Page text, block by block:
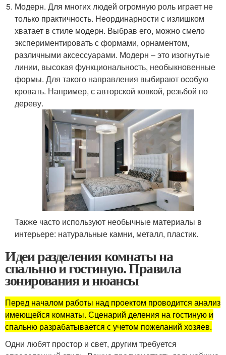
Модерн. Для многих людей огромную роль играет не
только практичность. Неординарности с излишком
хватает в стиле модерн. Выбрав его, можно смело
экспериментировать с формами, орнаментом,
различными аксессуарами. Модерн – это изогнутые
линии, высокая функциональность, необыкновенные
формы. Для такого направления выбирают особую
кровать. Например, с авторской ковкой, резьбой по
дереву.
Также часто используют необычные материалы в
интерьере: натуральные камни, металл, пластик.
Идеи разделения комнаты на
спальню и гостиную. Правила
зонирования и нюансы
Перед началом работы над проектом проводится анализ
имеющейся комнаты. Сценарий деления на гостиную и
спальню разрабатывается с учетом пожеланий хозяев.
Одни любят простор и свет, другим требуется